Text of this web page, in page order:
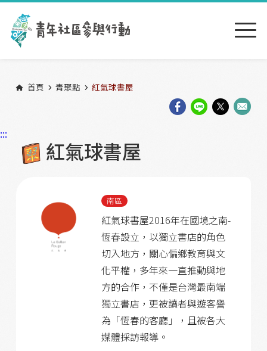
跳到主要內容區塊
首頁 青聚點 紅氣球書屋
:::
紅氣球書屋
南區
紅氣球書屋2016年在國境之南-
恆春設立，以獨立書店的角色
切入地方，關心偏鄉教育與文
化平權，多年來一直推動與地
方的合作，不僅是台灣最南端
獨立書店，更被讀者與遊客譽
為「恆春的客廳」，且被各大
媒體採訪報導。